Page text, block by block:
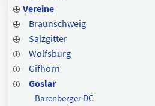
Vereine
Braunschweig
Salzgitter
Wolfsburg
Gifhorn
Goslar
Barenberger DC